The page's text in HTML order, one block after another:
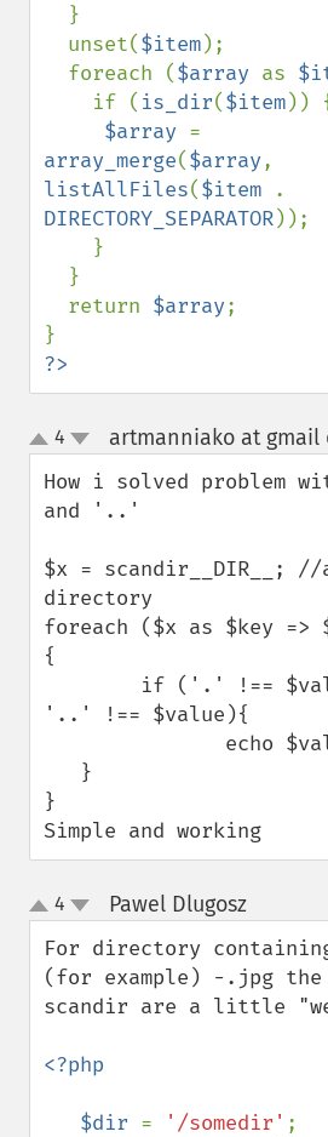
  unset(
$item);
  foreach (
$array as
    if (
is_dir($item))
$array
array_merge($array
listAllFiles($item
DIRECTORY_SEPARATOR));
  return
$array;
?>
up
down
4 artmanniako at gmail
How i solved problem
and '..'
$x = scandir__DIR__; //
directory
foreach ($x as $key =>
{
'..' !== $value){
}
Simple and working
up
down
4 Pawel Dlugosz¶
For directory
(for example) -.jpg
scandir are a little
<?php
   $dir
= '/somedir' ;